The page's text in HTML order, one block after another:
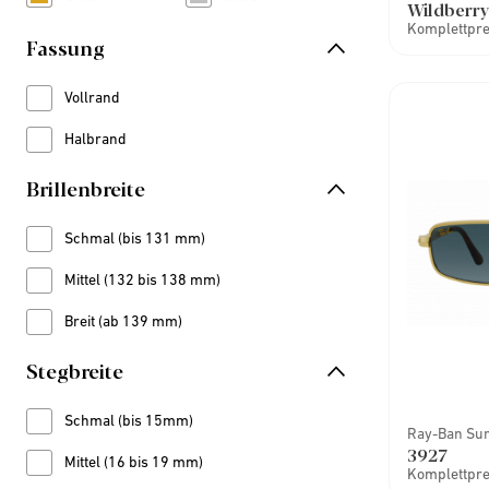
Refine by Farbe: Gold Refine by Farbe: Silber
Fassung
Vollrand
Refine by Fassung: Vollrand
Halbrand
Refine by Fassung: Halbrand
Brillenbreite
Schmal (bis 131 mm)
Refine by Brillenbreite: Schmal (bis 131 mm)
Mittel (132 bis 138 mm)
Refine by Brillenbreite: Mittel (132 bis 138 mm)
Breit (ab 139 mm)
Refine by Brillenbreite: Breit (ab 139 mm)
Stegbreite
Schmal (bis 15mm)
Refine by Stegbreite: Schmal (bis 15mm)
Mittel (16 bis 19 mm)
Refine by Stegbreite: Mittel (16 bis 19 mm)
Ray-Ban
3927